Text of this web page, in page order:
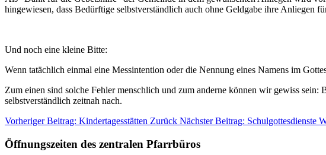
hingewiesen, dass Bedürftige selbstverständlich auch ohne Geldgabe ihre Anliegen
Und noch eine kleine Bitte:
Wenn tatächlich einmal eine Messintention oder die Nennung eines Namens im
Zum einen sind solche Fehler menschlich und zum anderne können wir gewiss
selbstverständlich zeitnah nach.
Vorheriger Beitrag: Kindertagesstätten Zurück Nächster Beitrag: Schulgottesdienste
Öffnungszeiten des zentralen Pfarrbüros